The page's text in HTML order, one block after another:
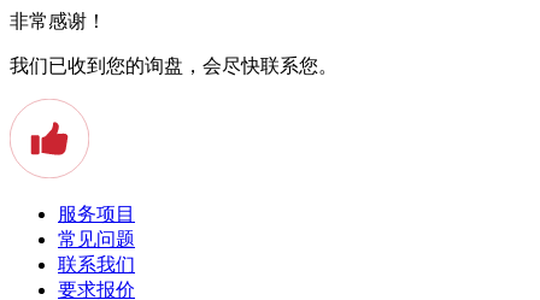
非常感谢！
我们已收到您的询盘，会尽快联系您。
服务项目
常见问题
联系我们
要求报价